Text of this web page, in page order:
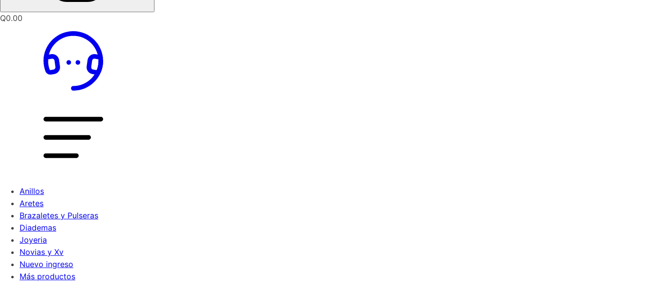
Q0.00
Anillos
Aretes
Brazaletes y Pulseras
Diademas
Joyeria
Novias y Xv
Nuevo ingreso
Más productos